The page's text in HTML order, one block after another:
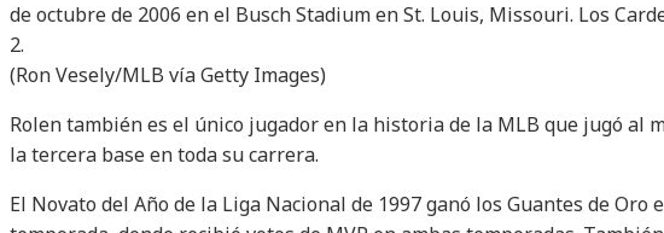
de octubre de 2006 en el Busch Stadium en St. Louis, Missouri. Los
2.
(Ron Vesely/MLB vía Getty Images)
Rolen también es el único jugador en la historia de la MLB que jugó al
la tercera base en toda su carrera.
El Novato del Año de la Liga Nacional de 1997 ganó los Guantes de Oro